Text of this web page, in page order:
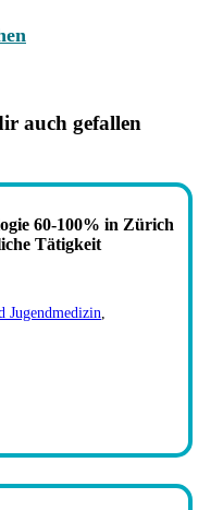
auch gefallen
60-100% in Zürich
Tätigkeit
Jugendmedizin